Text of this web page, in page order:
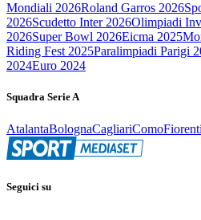
Mondiali 2026Roland Garros 2026
2026Scudetto Inter 2026Olimpiadi
2026Super Bowl 2026Eicma 2025
Riding Fest 2025Paralimpiadi Parigi
2024Euro 2024
Squadra Serie A
AtalantaBolognaCagliariComo
Seguici su